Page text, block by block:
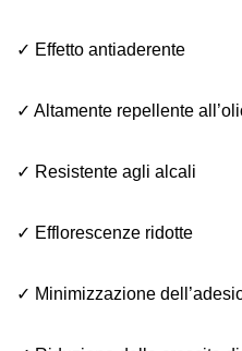
✓ Effetto antiaderente
✓ Altamente repellente
✓ Resistente agli alcali
✓ Efflorescenze ridotte
✓ Minimizzazione